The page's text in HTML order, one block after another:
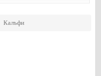
Калъфи